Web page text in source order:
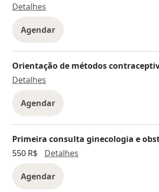
Detalhes
Agendar
Orientação de métodos
Detalhes
Agendar
Primeira consulta ginecologia e
550 R$
Detalhes
Agendar